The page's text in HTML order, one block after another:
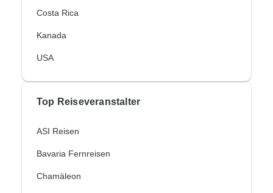
Costa Rica
Kanada
USA
Top Reiseveranstalter
ASI Reisen
Bavaria Fernreisen
Chamäleon